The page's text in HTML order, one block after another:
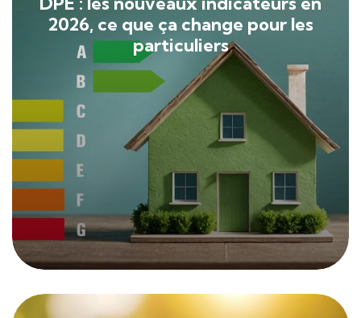
2026, ce que ça change pour les
particuliers